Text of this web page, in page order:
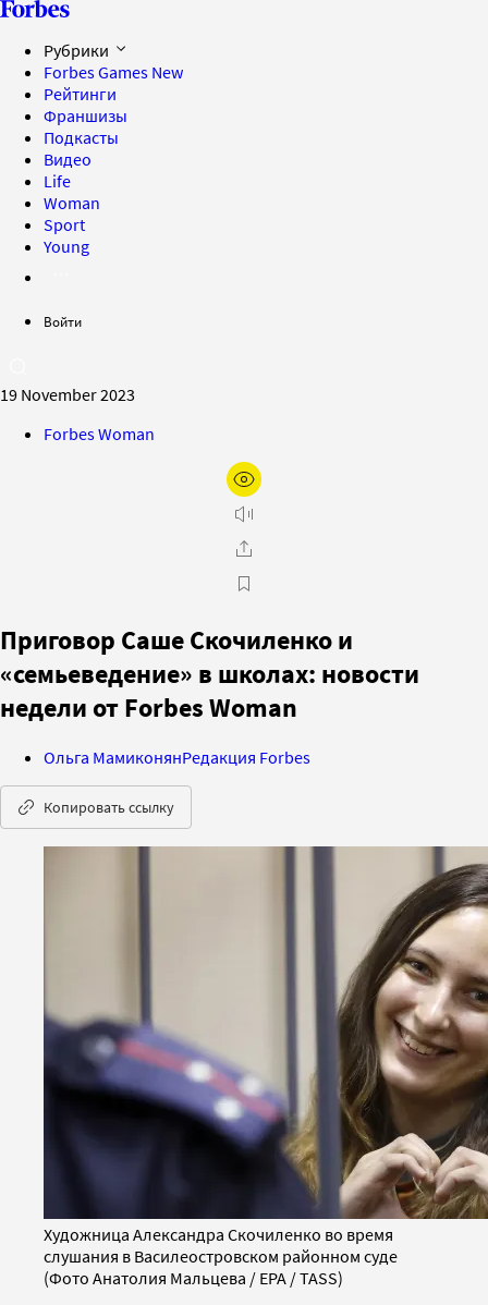
Рубрики
Forbes Games New
Рейтинги
Франшизы
Подкасты
Видео
Life
Woman
Sport
Young
Войти
19 November 2023
Forbes Woman
Приговор Саше Скочиленко и
«семьеведение» в школах: новости
недели от Forbes Woman
Ольга МамиконянРедакция Forbes
Копировать ссылку
Художница Александра Скочиленко во время
слушания в Василеостровском районном суде
(Фото Анатолия Мальцева / EPA / TASS)